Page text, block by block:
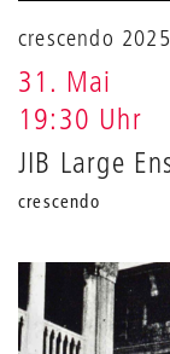
crescendo
31. Mai
19:30 Uhr
JIB Large
crescendo